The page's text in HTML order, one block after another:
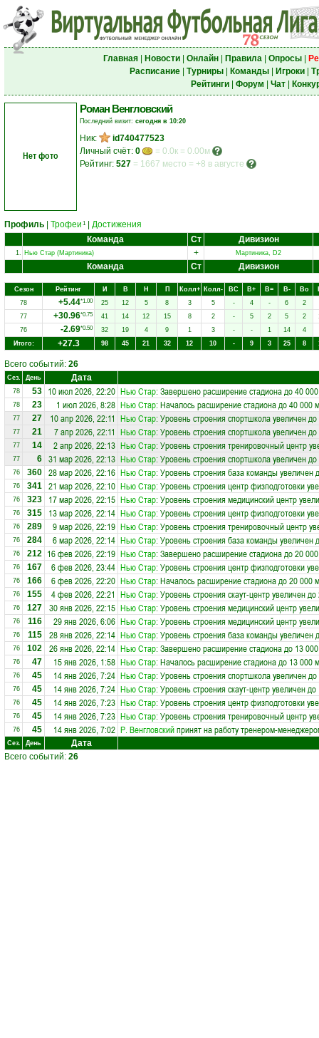
Главная| Новости| Онлайн| Правила| Опросы|
Расписание| Турниры| Команды| Игроки|
Рейтинги| Форум Чат|
Нет фото
Роман Венгловский
Последний визит: сегодня в 10:20
Ник:
id740477523
Личный счёт: 0
= 0.0к = 0.00м
Рейтинг: 527 = 1667 место = +8 в августе
Профиль Трофеи 1
Достижения
Команда
Ст Дивизион
1. Нью Стар (Мартиника) + Мартиника, D2
Команда Ст Дивизион
Сезон Рейтинг И В Н П Колл+ Колл- ВC В+ В= В- Вo
78
+5.44*1.00 25 12 5 8 3 5 - 4 - 6
2
77
+30.96*0.75 41 14 12 15 8 2 - 5 2 5 2
76
-2.69*0.50 32 19 4 9 1 3 - - 1 14
4
Итого:
+27.3 98 45 21 32 12 10 - 9 3 25 8
Всего событий: 26
Сез. День Дата
78 53 10 июл 2026, 22:20 Нью Стар: Завершено расширение стадиона до 40
78 23 1 июл 2026, 8:28 Нью Стар: Началось расширение стадиона до 40 000
77 27 10 апр 2026, 22:11 Нью Стар: Уровень строения спортшкола увеличен
77 21 7 апр 2026, 22:11 Нью Стар: Уровень строения спортшкола увеличен
77 14 2 апр 2026, 22:13 Нью Стар: Уровень строения тренировочный центр
77 6 31 мар 2026, 22:13 Нью Стар: Уровень строения спортшкола увеличен
76 360 28 мар 2026, 22:16 Нью Стар: Уровень строения база команды увеличен
76 341 21 мар 2026, 22:10 Нью Стар: Уровень строения центр физподготовки
76 323 17 мар 2026, 22:15 Нью Стар: Уровень строения медицинский центр
76 315 13 мар 2026, 22:14 Нью Стар: Уровень строения центр физподготовки
76 289 9 мар 2026, 22:19 Нью Стар: Уровень строения тренировочный центр
76 284 6 мар 2026, 22:14 Нью Стар: Уровень строения база команды увеличен
76 212 16 фев 2026, 22:19 Нью Стар: Завершено расширение стадиона до 20
76 167 6 фев 2026, 23:44 Нью Стар: Уровень строения центр физподготовки
76 166 6 фев 2026, 22:20 Нью Стар: Началось расширение стадиона до 20 000
76 155 4 фев 2026, 22:21 Нью Стар: Уровень строения скаут-центр увеличен
76 127 30 янв 2026, 22:15 Нью Стар: Уровень строения медицинский центр
76 116 29 янв 2026, 6:06 Нью Стар: Уровень строения медицинский центр
76 115 28 янв 2026, 22:14 Нью Стар: Уровень строения база команды увеличен
76 102 26 янв 2026, 22:14 Нью Стар: Завершено расширение стадиона до 13
76 47 15 янв 2026, 1:58 Нью Стар: Началось расширение стадиона до 13 000
76 45 14 янв 2026, 7:24 Нью Стар: Уровень строения спортшкола увеличен
76 45 14 янв 2026, 7:24 Нью Стар: Уровень строения скаут-центр увеличен
76 45 14 янв 2026, 7:23 Нью Стар: Уровень строения центр физподготовки
76 45 14 янв 2026, 7:23 Нью Стар: Уровень строения тренировочный центр
76 45 14 янв 2026, 7:02 Р. Венгловскийпринят на работу тренером-
Сез. День
Дата
Всего событий: 26